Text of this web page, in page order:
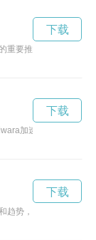
重要推动力，在吸引
下载
加速器助你解决问
下载
趋势，分析了其对科
下载